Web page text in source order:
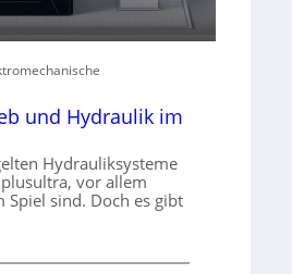
und Hydraulik im
Hydrauliksysteme
vor allem
Spiel sind. Doch es gibt